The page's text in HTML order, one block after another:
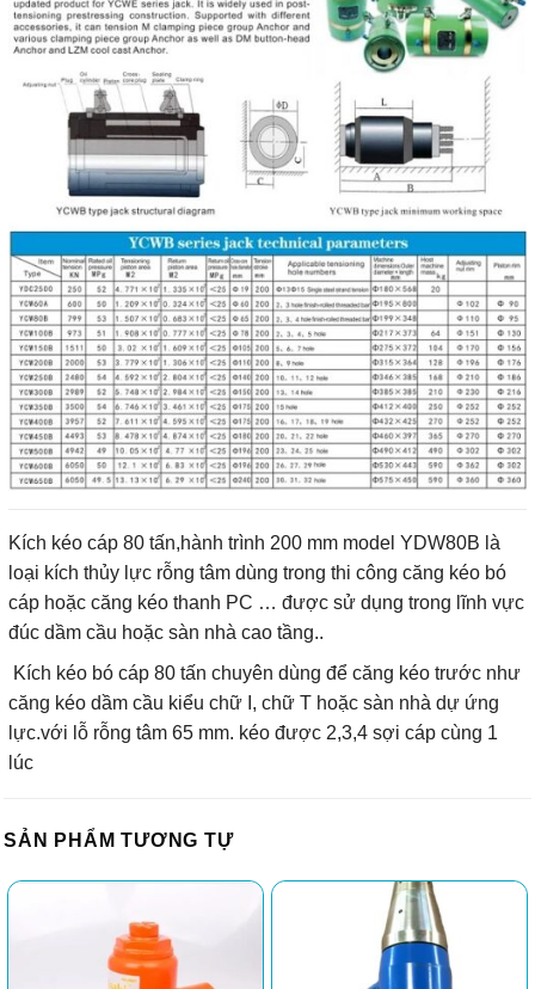
Kích kéo cáp 80 tấn,hành trình 200 mm model YDW80B là
loại kích thủy lực rỗng tâm dùng trong thi công căng kéo bó
cáp hoặc căng kéo thanh PC … được sử dụng trong lĩnh vực
đúc dầm cầu hoặc sàn nhà cao tầng..
Kích kéo bó cáp 80 tấn chuyên dùng để căng kéo trước như
căng kéo dầm cầu kiểu chữ I, chữ T hoặc sàn nhà dự ứng
lực.với lỗ rỗng tâm 65 mm. kéo được 2,3,4 sợi cáp cùng 1
lúc
SẢN PHẨM TƯƠNG TỰ